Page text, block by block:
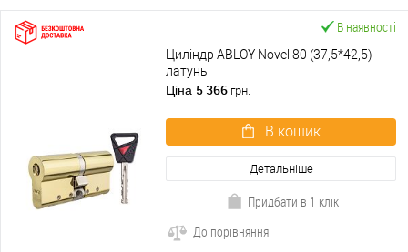
В наявності
Циліндр ABLOY Novel 80 (37,5*42,5)
латунь
Ціна 5 366 грн.
В кошик
Детальніше
Придбати в 1 клік
До порівняння